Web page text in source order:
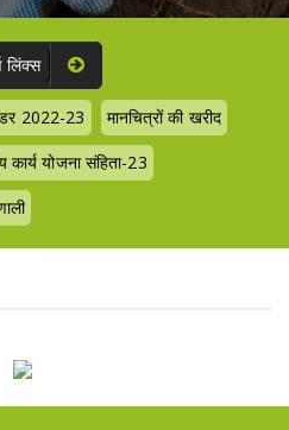
लिंक्स
2022-23
मानचित्रों की खरीद
कार्य योजना संहिता-23